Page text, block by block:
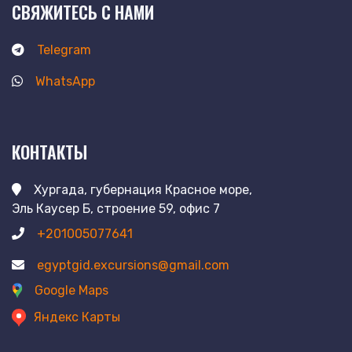
СВЯЖИТЕСЬ С НАМИ
Telegram
WhatsApp
КОНТАКТЫ
Хургада, губернация Красное море,
Эль Каусер Б, строение 59, офис 7
+201005077641
egyptgid.excursions@gmail.com
Google Maps
Яндекс Карты